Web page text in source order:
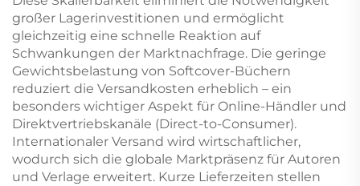
großer Lagerinvestitionen und ermöglicht
gleichzeitig eine schnelle Reaktion auf
Schwankungen der Marktnachfrage. Die geringe
Gewichtsbelastung von Softcover-Büchern
reduziert die Versandkosten erheblich – ein
besonders wichtiger Aspekt für Online-Händler und
Direktvertriebskanäle (Direct-to-Consumer).
Internationaler Versand wird wirtschaftlicher,
wodurch sich die globale Marktpräsenz für Autoren
und Verlage erweitert. Kurze Lieferzeiten stellen